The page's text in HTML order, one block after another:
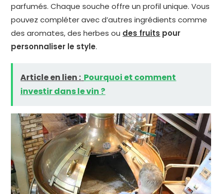
parfumés. Chaque souche offre un profil unique. Vous
pouvez compléter avec d’autres ingrédients comme
des aromates, des herbes ou des fruits pour
personnaliser le style.
Article en lien : Pourquoi et comment
investir dans le vin ?